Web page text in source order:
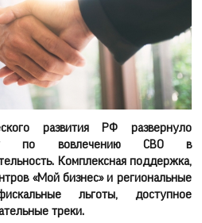
развития РФ развернуло
по вовлечению СВО в
Комплексная поддержка,
«Мой бизнес» и региональные
льготы, доступное
треки.